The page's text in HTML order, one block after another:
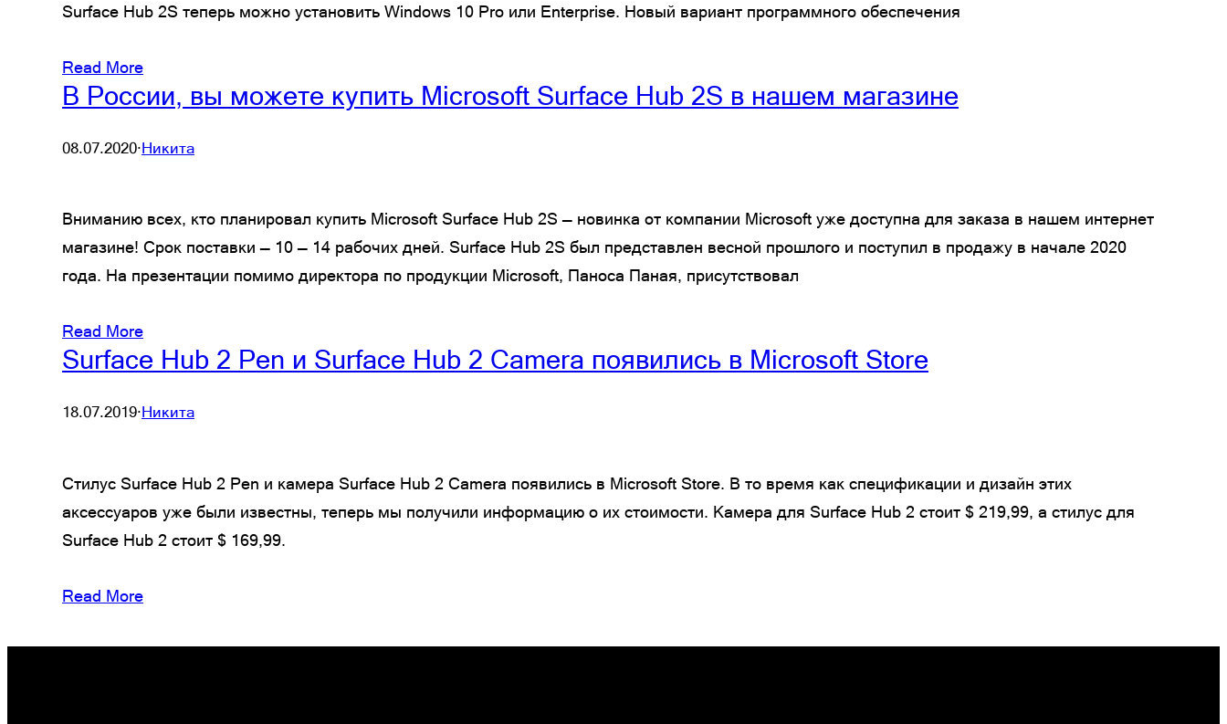
Surface Hub 2S теперь можно установить Windows 10 Pro или Enterprise. Новый вариант программного обеспечения
Read More
В России, вы можете купить Microsoft Surface Hub 2S в нашем магазине
08.07.2020·Никита
Вниманию всех, кто планировал купить Microsoft Surface Hub 2S — новинка от компании Microsoft уже доступна для заказа в нашем интернет
магазине! Срок поставки — 10 — 14 рабочих дней. Surface Hub 2S был представлен весной прошлого и поступил в продажу в начале 2020
года. На презентации помимо директора по продукции Microsoft, Паноса Паная, присутствовал
Read More
Surface Hub 2 Pen и Surface Hub 2 Camera появились в Microsoft Store
18.07.2019·Никита
Стилус Surface Hub 2 Pen и камера Surface Hub 2 Camera появились в Microsoft Store. В то время как спецификации и дизайн этих
аксессуаров уже были известны, теперь мы получили информацию о их стоимости. Камера для Surface Hub 2 стоит $ 219,99, а стилус для
Surface Hub 2 стоит $ 169,99.
Read More